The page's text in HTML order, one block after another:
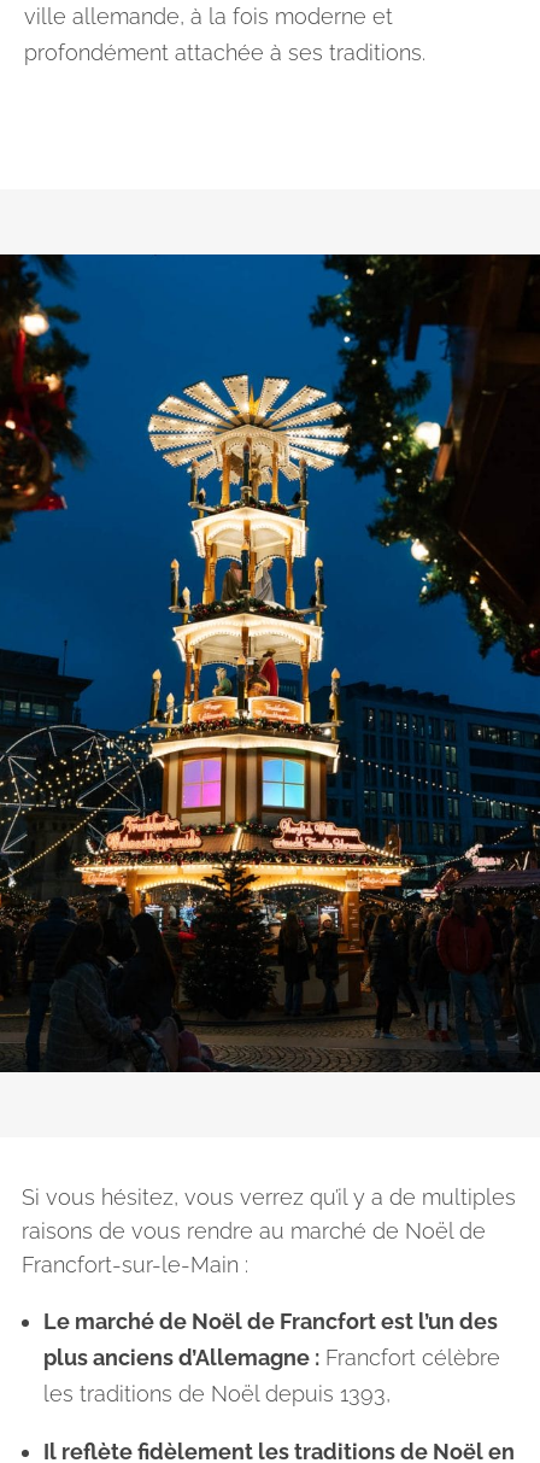
ville allemande, à la fois moderne et
profondément attachée à ses traditions.
Si vous hésitez, vous verrez qu’il y a de multiples
raisons de vous rendre au marché de Noël de
Francfort-sur-le-Main :
Le marché de Noël de Francfort est l’un des
plus anciens d’Allemagne : Francfort célèbre
les traditions de Noël depuis 1393,
Il reflète fidèlement les traditions de Noël en